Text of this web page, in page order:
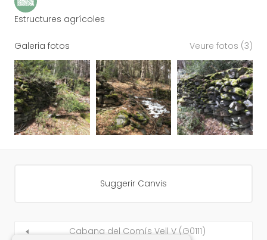
Estructures agrícoles
Galeria fotos Veure fotos (3)
Suggerir Canvis
Cabana del Comís Vell V (G0111)